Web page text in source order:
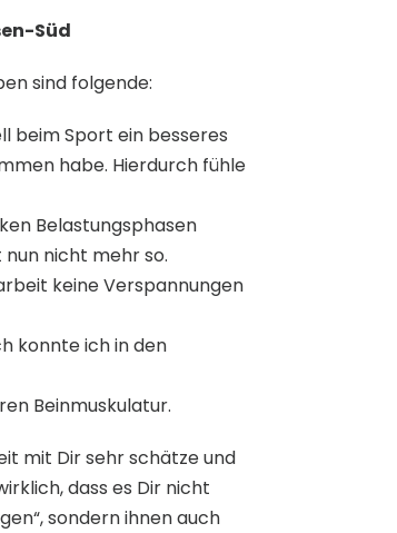
Süd
sind folgende:
beim Sport ein besseres
habe. Hierdurch fühle
Belastungsphasen
nicht mehr so.
keine Verspannungen
konnte ich in den
Beinmuskulatur.
mit Dir sehr schätze und
dass es Dir nicht
sondern ihnen auch